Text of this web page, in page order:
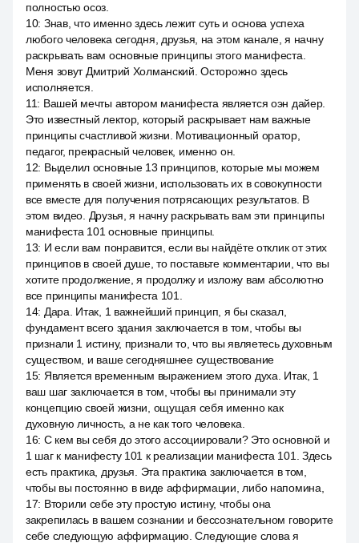
полностью осоз.
10: Знав, что именно здесь лежит суть и основа успеха
любого человека сегодня, друзья, на этом канале, я начну
раскрывать вам основные принципы этого манифеста.
Меня зовут Дмитрий Холманский. Осторожно здесь
исполняется.
11: Вашей мечты автором манифеста является оэн дайер.
Это известный лектор, который раскрывает нам важные
принципы счастливой жизни. Мотивационный оратор,
педагог, прекрасный человек, именно он.
12: Выделил основные 13 принципов, которые мы можем
применять в своей жизни, использовать их в совокупности
все вместе для получения потрясающих результатов. В
этом видео. Друзья, я начну раскрывать вам эти принципы
манифеста 101 основные принципы.
13: И если вам понравится, если вы найдёте отклик от этих
принципов в своей душе, то поставьте комментарии, что вы
хотите продолжение, я продолжу и изложу вам абсолютно
все принципы манифеста 101.
14: Дара. Итак, 1 важнейший принцип, я бы сказал,
фундамент всего здания заключается в том, чтобы вы
признали 1 истину, признали то, что вы являетесь духовным
существом, и ваше сегодняшнее существование
15: Является временным выражением этого духа. Итак, 1
ваш шаг заключается в том, чтобы вы принимали эту
концепцию своей жизни, ощущая себя именно как
духовную личность, а не как того человека.
16: С кем вы себя до этого ассоциировали? Это основной и
1 шаг к манифесту 101 к реализации манифеста 101. Здесь
есть практика, друзья. Эта практика заключается в том,
чтобы вы постоянно в виде аффирмации, либо напомина,
17: Вторили себе эту простую истину, чтобы она
закрепилась в вашем сознании и бессознательном говорите
себе следующую аффирмацию. Следующие слова я